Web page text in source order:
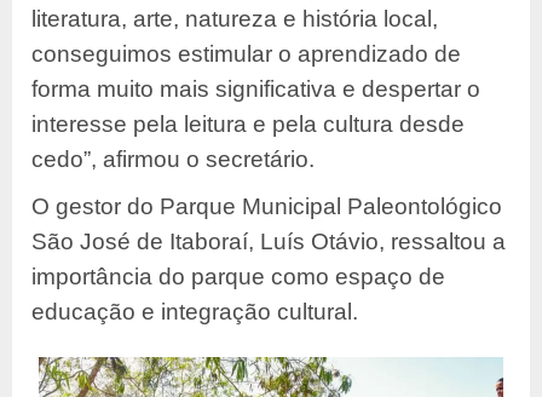
literatura, arte, natureza e história local,
conseguimos estimular o aprendizado de
forma muito mais significativa e despertar o
interesse pela leitura e pela cultura desde
cedo”, afirmou o secretário.
O gestor do Parque Municipal Paleontológico
São José de Itaboraí, Luís Otávio, ressaltou a
importância do parque como espaço de
educação e integração cultural.